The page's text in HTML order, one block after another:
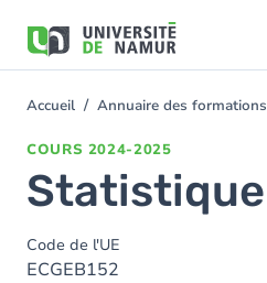
contenu
You
Accueil Annuaire des formations
COURS 2024-2025
Statistique
Code de l'UE
ECGEB152